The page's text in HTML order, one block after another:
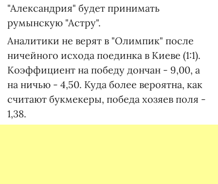
"Александрия" будет принимать
румынскую "Астру".
Аналитики не верят в "Олимпик" после
ничейного исхода поединка в Киеве (1:1).
Коэффициент на победу дончан - 9,00, а
на ничью - 4,50. Куда более вероятна, как
считают букмекеры, победа хозяев поля -
1,38.